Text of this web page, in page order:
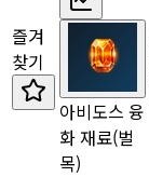
즐겨
찾기
아비도스 융
화 재료(벌
목)